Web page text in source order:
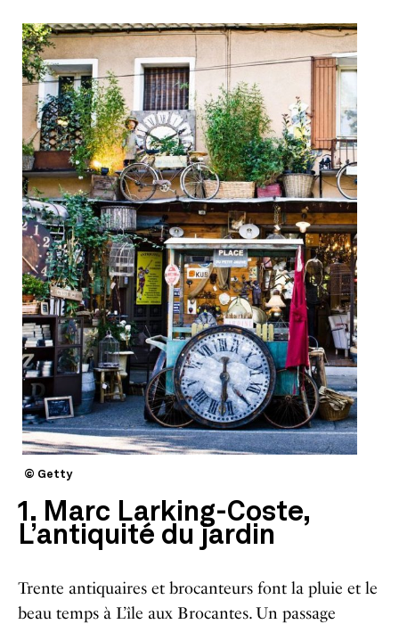
© Getty
1. Marc Larking-Coste,
L’antiquité du jardin
Trente antiquaires et brocanteurs font la pluie et le
beau temps à L’île aux Brocantes. Un passage